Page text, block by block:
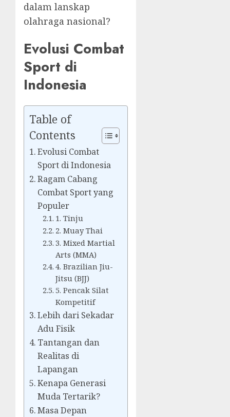
dalam lanskap
olahraga nasional?
Evolusi Combat
Sport di
Indonesia
Table of
Contents
Evolusi Combat
Sport di Indonesia
Ragam Cabang
Combat Sport yang
Populer
1. Tinju
2. Muay Thai
3. Mixed Martial
Arts (MMA)
4. Brazilian Jiu-
Jitsu (BJJ)
5. Pencak Silat
Kompetitif
Lebih dari Sekadar
Adu Fisik
Tantangan dan
Realitas di
Lapangan
Kenapa Generasi
Muda Tertarik?
Masa Depan